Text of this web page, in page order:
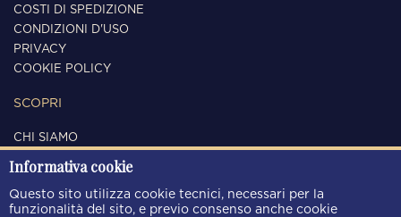
COSTI DI SPEDIZIONE
CONDIZIONI D'USO
PRIVACY
COOKIE POLICY
SCOPRI
CHI SIAMO
CONTATTI
SEGUICI
Informativa cookie
Questo sito utilizza cookie tecnici, necessari per la
funzionalità del sito, e previo consenso anche cookie